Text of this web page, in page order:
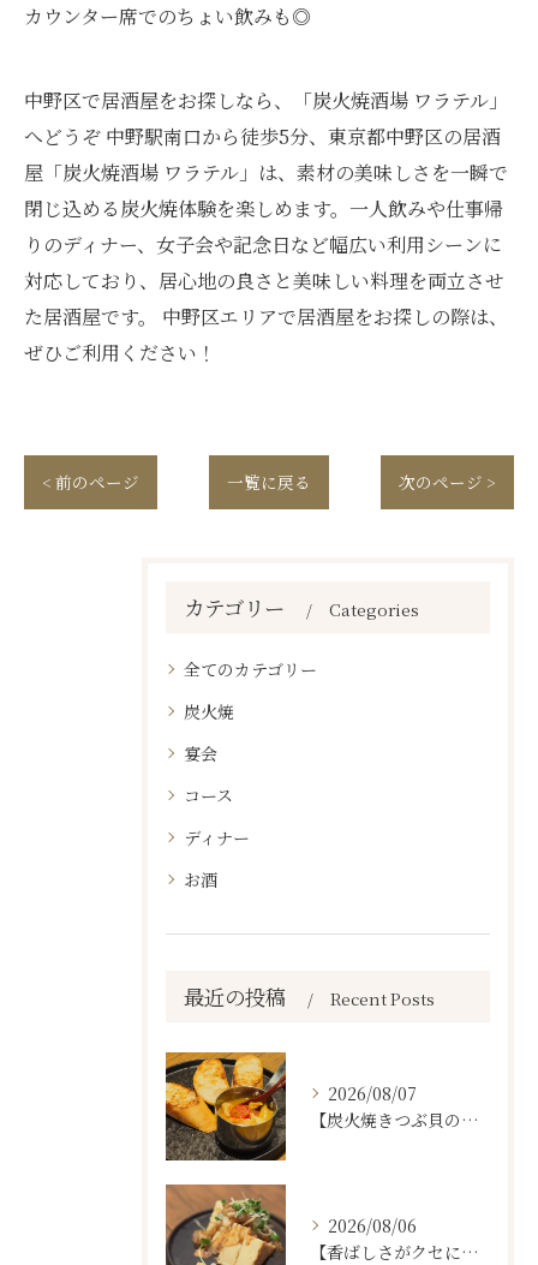
カウンター席でのちょい飲みも◎
中野区で居酒屋をお探しなら、「炭火焼酒場 ワラテル」
へどうぞ 中野駅南口から徒歩5分、東京都中野区の居酒
屋「炭火焼酒場 ワラテル」は、素材の美味しさを一瞬で
閉じ込める炭火焼体験を楽しめます。一人飲みや仕事帰
りのディナー、女子会や記念日など幅広い利用シーンに
対応しており、居心地の良さと美味しい料理を両立させ
た居酒屋です。 中野区エリアで居酒屋をお探しの際は、
ぜひご利用ください！
< 前のページ 一覧に戻る 次のページ >
カテゴリー Categories
全てのカテゴリー
炭火焼
宴会
コース
ディナー
お酒
最近の投稿 Recent Posts
2026/08/07
【炭火焼きつぶ貝のスパニッシュアヒージョ🐚🔥】
2026/08/06
【香ばしさがクセになる。